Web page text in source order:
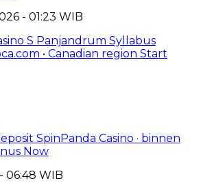
- 01:23 WIB
S Panjandrum Syllabus
• Canadian region Start
SpinPanda Casino · binnen
Now
06:48 WIB